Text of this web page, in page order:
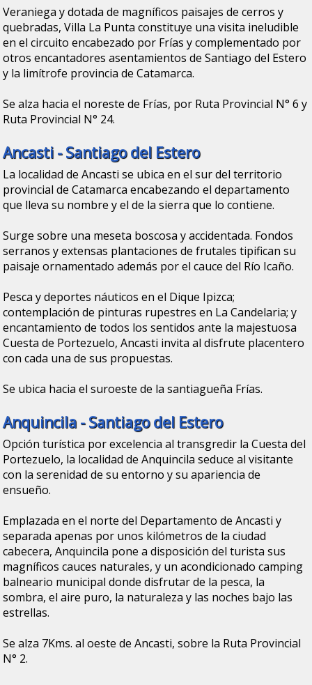
Veraniega y dotada de magníficos paisajes de cerros y
quebradas, Villa La Punta constituye una visita ineludible
en el circuito encabezado por Frías y complementado por
otros encantadores asentamientos de Santiago del Estero
y la limítrofe provincia de Catamarca.
Se alza hacia el noreste de Frías, por Ruta Provincial N° 6 y
Ruta Provincial N° 24.
Ancasti - Santiago del Estero
La localidad de Ancasti se ubica en el sur del territorio
provincial de Catamarca encabezando el departamento
que lleva su nombre y el de la sierra que lo contiene.
Surge sobre una meseta boscosa y accidentada. Fondos
serranos y extensas plantaciones de frutales tipifican su
paisaje ornamentado además por el cauce del Río Icaño.
Pesca y deportes náuticos en el Dique Ipizca;
contemplación de pinturas rupestres en La Candelaria; y
encantamiento de todos los sentidos ante la majestuosa
Cuesta de Portezuelo, Ancasti invita al disfrute placentero
con cada una de sus propuestas.
Se ubica hacia el suroeste de la santiagueña Frías.
Anquincila - Santiago del Estero
Opción turística por excelencia al transgredir la Cuesta del
Portezuelo, la localidad de Anquincila seduce al visitante
con la serenidad de su entorno y su apariencia de
ensueño.
Emplazada en el norte del Departamento de Ancasti y
separada apenas por unos kilómetros de la ciudad
cabecera, Anquincila pone a disposición del turista sus
magníficos cauces naturales, y un acondicionado camping
balneario municipal donde disfrutar de la pesca, la
sombra, el aire puro, la naturaleza y las noches bajo las
estrellas.
Se alza 7Kms. al oeste de Ancasti, sobre la Ruta Provincial
N° 2.